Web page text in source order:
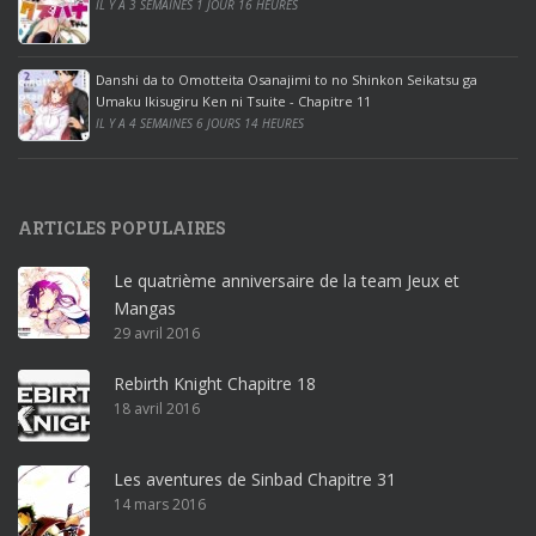
i
c
e
2
0
1
r
o
ff
i
c
e
3
IL Y A 3 SEMAINES 1 JOUR 16 HEURES
Danshi da to Omotteita Osanajimi to no Shinkon Seikatsu ga
Umaku Ikisugiru Ken ni Tsuite - Chapitre 11
IL Y A 4 SEMAINES 6 JOURS 14 HEURES
ARTICLES POPULAIRES
Le quatrième anniversaire de la team Jeux et
Mangas
29 avril 2016
Rebirth Knight Chapitre 18
18 avril 2016
Les aventures de Sinbad Chapitre 31
14 mars 2016